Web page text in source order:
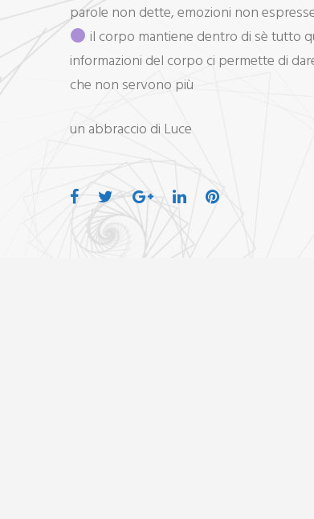
parole non dette, emozioni non
il corpo mantiene dentro di sè tutto
informazioni del corpo ci permette di
che non servono più
un abbraccio di Luce
Facebook
TwitterGoogle+LinkedInPinterest